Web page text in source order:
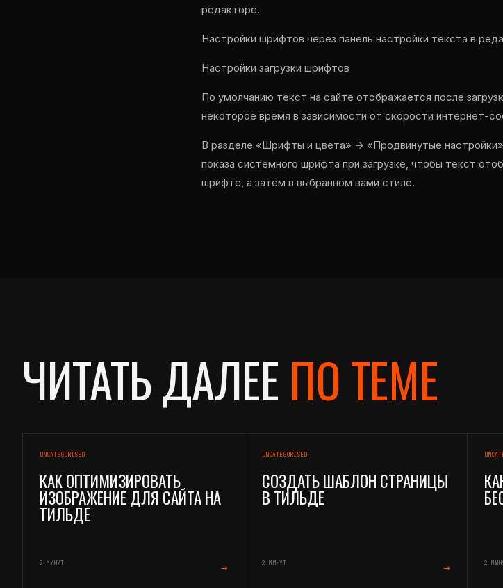
редакторе.
Настройки шрифтов через панель настройки текста в
Настройки загрузки шрифтов
По умолчанию текст на сайте отображается после
некоторое время в зависимости от скорости интернет-
В разделе «Шрифты и цвета» → «Продвинутые
показа системного шрифта при загрузке, чтобы текст
шрифте, а затем в выбранном вами стиле.
ЧИТАТЬ ДАЛЕЕ ПО ТЕМЕ
UNCATEGORISED
КАК ОПТИМИЗИРОВАТЬ
ИЗОБРАЖЕНИЕ ДЛЯ САЙТА НА
ТИЛЬДЕ
2 МИНУТ →
UNCATEGORISED
СОЗДАТЬ ШАБЛОН СТРАНИЦЫ
В ТИЛЬДЕ
2 МИНУТ → 2